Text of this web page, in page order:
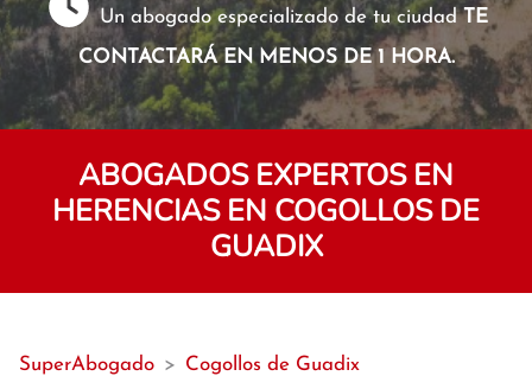
Un abogado especializado de tu ciudadTE
CONTACTARÁ EN MENOS DE 1 HORA.
ABOGADOS EXPERTOS EN
HERENCIAS EN COGOLLOS DE
GUADIX
SuperAbogado > Cogollos de Guadix